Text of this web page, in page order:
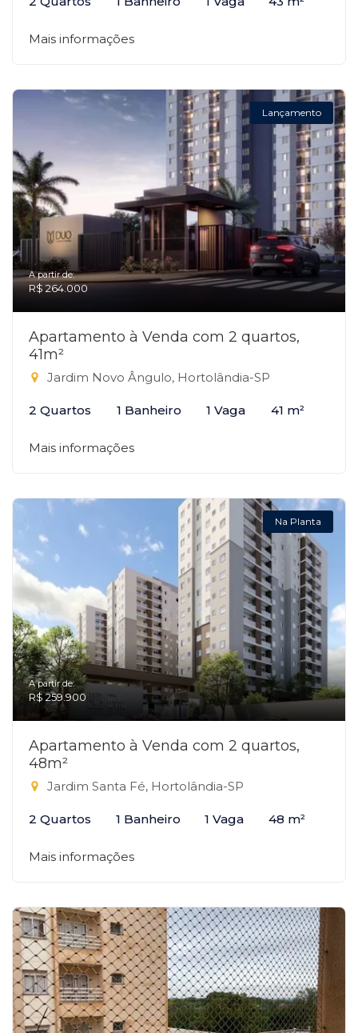
Mais informações
Lançamento
A partir de:
R$ 264.000
Apartamento à Venda com 2 quartos,
41m²
Jardim Novo Ângulo, Hortolândia-SP
2 Quartos 1 Banheiro 1 Vaga 41 m²
Mais informações
Na Planta
A partir de:
R$ 259.900
Apartamento à Venda com 2 quartos,
48m²
Jardim Santa Fé, Hortolândia-SP
2 Quartos 1 Banheiro 1 Vaga 48 m²
Mais informações